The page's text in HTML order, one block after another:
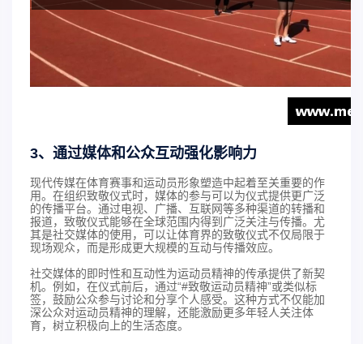
3、通过媒体和公众互动强化影响力
现代传媒在体育赛事和运动员形象塑造中起着至关重要的作
用。在组织致敬仪式时，媒体的参与可以为仪式提供更广泛
的传播平台。通过电视、广播、互联网等多种渠道的转播和
报道，致敬仪式能够在全球范围内得到广泛关注与传播。尤
其是社交媒体的使用，可以让体育界的致敬仪式不仅局限于
现场观众，而是形成更大规模的互动与传播效应。
社交媒体的即时性和互动性为运动员精神的传承提供了新契
机。例如，在仪式前后，通过“#致敬运动员精神”或类似标
签，鼓励公众参与讨论和分享个人感受。这种方式不仅能加
深公众对运动员精神的理解，还能激励更多年轻人关注体
育，树立积极向上的生活态度。